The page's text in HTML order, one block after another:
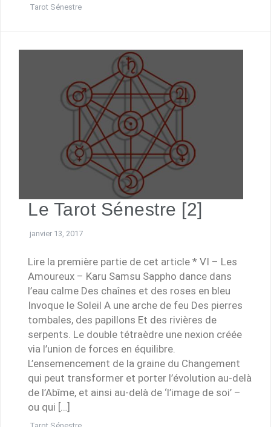
Tarot Sénestre
Le Tarot Sénestre [2]
janvier 13, 2017
Lire la première partie de cet article * VI – Les
Amoureux – Karu Samsu Sappho dance dans
l’eau calme Des chaînes et des roses en bleu
Invoque le Soleil A une arche de feu Des pierres
tombales, des papillons Et des rivières de
serpents. Le double tétraèdre une nexion créée
via l’union de forces en équilibre.
L’ensemencement de la graine du Changement
qui peut transformer et porter l’évolution au-delà
de l’Abîme, et ainsi au-delà de ‘l’image de soi’ –
ou qui […]